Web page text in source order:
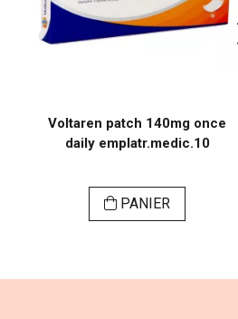
Voltaren patch 140mg once
daily emplatr.medic.10
PANIER